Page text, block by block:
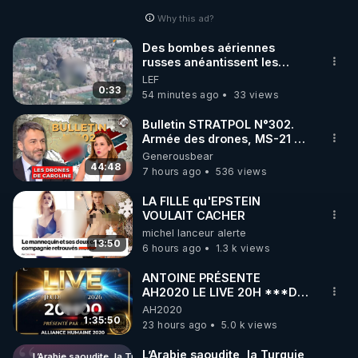
🌱 INSTAGRAM
https://www.instagram.com/rdlr_thierrycasasnovas/
http://rgnr.li/instagram
🌱 LA NEWSLETTER
Pour ne pas rater l’actualité RGNR (stages,
http://rgnr.li/news
🌱 VIDÉOS NON CENSURÉES SUR ODYSEE
Toutes les vidéos Youtube sont aussi sur la
http://rgnr.li/odysee
🌱 LES STAGES EN PRÉSENTIEL
Why this ad?
0:33
Des bombes aériennes
russes anéantissent les
centres de contrôle de
drones de 3 brigades
ukrainienne
LEF
54 minutes ago
33 views
44:48
Bulletin STRATPOL N°302.
Armée des drones, MS-21 en
série, missiles coréens.
07.08.2026.
Generousbear
7 hours ago
536 views
13:50
LA FILLE qu'EPSTEIN
VOULAIT CACHER
michel lanceur alerte
6 hours ago
1.3 k views
1:35:50
ANTOINE PRÉSENTE
AH2020 LE LIVE 20H ***DU
06/08/2026***
AH2020
23 hours ago
5.0 k views
L’Arabie saoudite, la Turquie